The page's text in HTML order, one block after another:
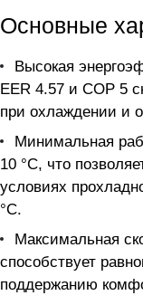
Основные
Высокая
EER 4.57 и COP 5
при охлаждении и
Минимальная
10 °C, что
условиях
°C.
Максимальная
способствует
поддержанию